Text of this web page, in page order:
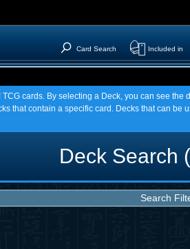
Card Search Included in
cards. By selecting a Deck, you can see
that contain a specific card. Decks that can
Deck Search
Search